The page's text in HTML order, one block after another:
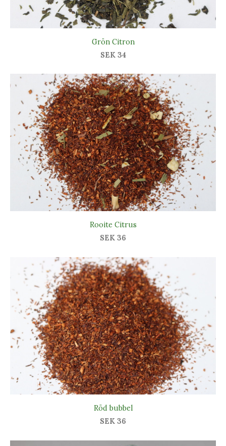
Grön Citron
SEK 34
Rooite Citrus
SEK 36
Röd bubbel
SEK 36